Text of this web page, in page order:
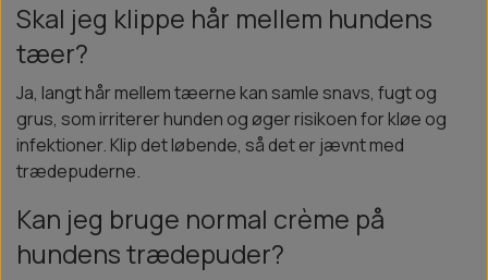
Skal jeg klippe hår mellem hundens
tæer?
Ja, langt hår mellem tæerne kan samle snavs, fugt og
grus, som irriterer hunden og øger risikoen for kløe og
infektioner. Klip det løbende, så det er jævnt med
trædepuderne.
Kan jeg bruge normal crème på
hundens trædepuder?